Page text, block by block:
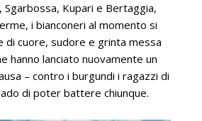
Kupari e Bertaggia,
i bianconeri al momento si
cuore, sudore e grinta messa
hanno lanciato nuovamente un
– contro i burgundi i ragazzi di
di poter battere chiunque.